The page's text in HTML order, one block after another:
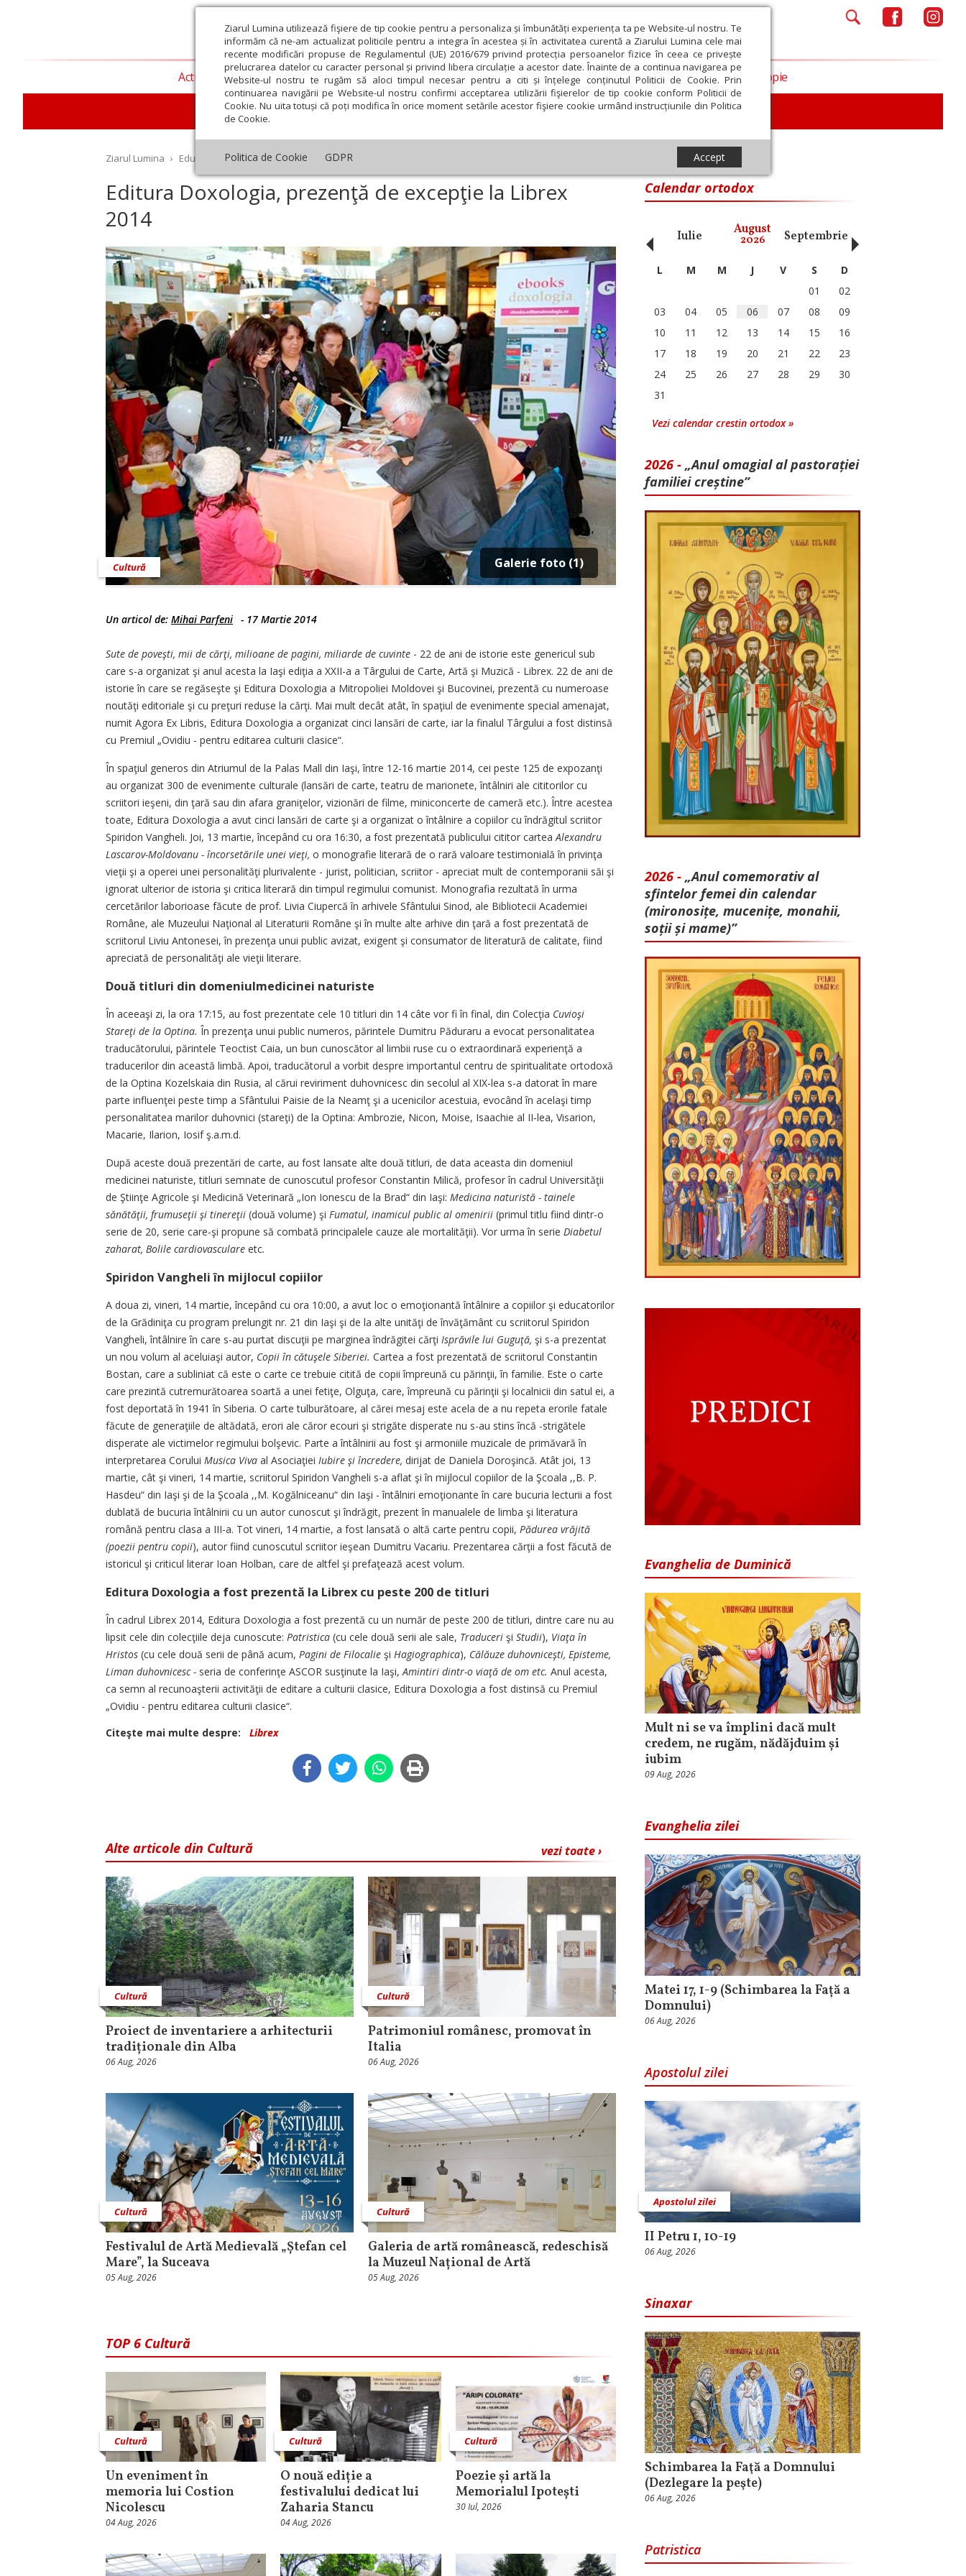
Ziarul Lumina utilizează fişiere de tip cookie pentru a personaliza și îmbunătăți experiența ta pe Website-ul nostru. Te
informăm că ne-am actualizat politicile pentru a integra în acestea și în activitatea curentă a Ziarului Lumina cele mai
recente modificări propuse de Regulamentul (UE) 2016/679 privind protecția persoanelor fizice în ceea ce privește
prelucrarea datelor cu caracter personal și privind libera circulație a acestor date. Înainte de a continua navigarea pe
Website-ul nostru te rugăm să aloci timpul necesar pentru a citi și înțelege conținutul Politicii de Cookie. Prin
continuarea navigării pe Website-ul nostru confirmi acceptarea utilizării fişierelor de tip cookie conform Politicii de
Cookie. Nu uita totuși că poți modifica în orice moment setările acestor fişiere cookie urmând instrucțiunile din Politica
de Cookie.
Politica de Cookie GDPR Accept
Actualitate religioasă Teologie și spiritualitate Educaţie și Cultură
Educaţie Lumina literară şi artistică Cultură Interviu
Societate Opinii Filantropie
Ziarul Lumina › Educaţie și Cultură › Cultură Editura Doxologia, prezenţă de excepţie la Librex 2014
Editura Doxologia, prezenţă de excepţie la Librex
2014
Galerie foto (1)
Cultură
Un articol de: Mihai Parfeni - 17 Martie 2014
Sute de poveşti, mii de cărţi, milioane de pagini, miliarde de cuvinte - 22 de ani de istorie este genericul sub
care s-a organizat şi anul acesta la Iaşi ediţia a XXII-a a Târgului de Carte, Artă şi Muzică - Librex. 22 de ani de
istorie în care se regăseşte şi Editura Doxologia a Mitropoliei Moldovei şi Bucovinei, prezentă cu numeroase
noutăţi editoriale şi cu preţuri reduse la cărţi. Mai mult decât atât, în spaţiul de evenimente special amenajat,
numit Agora Ex Libris, Editura Doxologia a organizat cinci lansări de carte, iar la finalul Târgului a fost distinsă
cu Premiul „Ovidiu - pentru editarea culturii clasice“.
În spaţiul generos din Atriumul de la Palas Mall din Iaşi, între 12-16 martie 2014, cei peste 125 de expozanţi
au organizat 300 de evenimente culturale (lansări de carte, teatru de marionete, întâlniri ale cititorilor cu
scriitori ieşeni, din ţară sau din afara graniţelor, vizionări de filme, miniconcerte de cameră etc.). Între acestea
toate, Editu­ra Doxologia a avut cinci lansări de carte şi a organizat o întâlnire a copiilor cu îndrăgitul scriitor
Spiridon Vangheli. Joi, 13 martie, începând cu ora 16:30, a fost pre­zentată publicului cititor car­teaAlexandru
Lascarov-Mol­do­vanu - încorsetările unei vieţi, o monografie literară de o rară valoare testimonială în privinţa
vieţii şi a operei unei personali­tăţi plurivalente - jurist, politician, scriitor - apreciat mult de contemporanii săi şi
ignorat ulterior de istoria şi critica literară din timpul regimului comunist. Monografia rezultată în urma
cercetărilor laborioase făcute de prof. Livia Ciupercă în arhivele Sfântului Sinod, ale Bi­bliotecii Academiei
Române, ale Mu­zeului Naţional al Literaturii Române şi în multe alte arhive din ţară a fost prezentată de
scriitorul Liviu Antonesei, în prezenţa unui public avizat, exigent şi consumator de literatură de calitate, fiind
apreciată de per­sonalităţi ale vieţii literare.
Două titluri din domeniulmedicinei naturiste
În aceeaşi zi, la ora 17:15, au fost prezentate cele 10 titluri din 14 câte vor fi în final, din Co­lecţia Cuvioşi
Stareţi de la Op­tina. În prezenţa unui public numeros, părintele Dumitru Păduraru a evocat personalitatea
traducătorului, părintele Teoctist Caia, un bun cunoscător al limbii ruse cu o extraordinară ex­pe­rienţă a
traducerilor din a­ceastă limbă. Apoi, traducătorul a vorbit despre importantul centru de spiritualitate ortodoxă
de la Optina Kozelskaia din Rusia, al cărui reviriment duhovnicesc din secolul al XIX-lea s-a datorat în mare
parte influenţei peste timp a Sfântului Paisie de la Neamţ şi a ucenicilor acestuia, evocând în acelaşi timp
persona­litatea marilor duhovnici (sta­reţi) de la Optina: Ambrozie, Ni­con, Moise, Isaachie al II-lea, Vi­sarion,
Ma­carie, Ilarion, Iosif ş.a.m.d.
După aceste două prezentări de carte, au fost lansate alte do­uă titluri, de data aceasta din do­me­niul
medicinei naturiste, ti­tluri sem­nate de cunoscutul profesor Constantin Milică, profesor în cadrul Universităţii
de Ştiinţe A­gricole şi Medicină Veterinară „Ion Ionescu de la Brad“ din Iaşi: Medicina natu­ris­tă - tainele
sănătăţii, frumu­se­ţii şi tinereţii (două volume) şi Fumatul, inami­cul public al o­me­nirii (primul titlu fiind dintr-o
serie de 20, serie care-şi propu­ne să combată principalele cau­ze ale mortalităţii). Vor urma în serie Diabetul
zaha­rat, Bolile cardiovasculare etc.
Spiridon Vangheli în mijlocul copiilor
A doua zi, vineri, 14 martie, începând cu ora 10:00, a avut loc o emoţionantă întâlnire a copiilor şi educatorilor
de la Grădiniţa cu program prelungit nr. 21 din Iaşi şi de la alte unităţi de învăţământ cu scriitorul Spiridon
Vangheli, întâlnire în care s-au purtat discuţii pe marginea îndrăgitei cărţi Isprăvile lui Guguţă, şi s-a prezentat
un nou volum al aceluiaşi autor, Copii în cătuşele Siberiei. Cartea a fost prezentată de scriitorul Constantin
Bostan, care a subliniat că este o carte ce trebuie citită de copii împreună cu părinţii, în familie. Este o carte
care prezintă cutremurătoarea soartă a unei fetiţe, Olguţa, care, împreună cu părinţii şi localnicii din satul ei, a
fost deportată în 1941 în Siberia. O carte tulburătoare, al cărei mesaj este acela de a nu repeta erorile fatale
făcute de generaţiile de altădată, erori ale căror ecouri şi strigăte dispe­rate nu s-au stins încă -stri­gătele
disperate ale victimelor regimului bolşevic. Parte a în­tâlnirii au fost şi armoniile mu­zicale de primăvară în
interpretarea Corului Mu­si­ca Viva al Asociaţiei Iubire şi încredere, dirijat de Daniela Doroşincă. Atât joi, 13
martie, cât şi vineri, 14 martie, scriitorul Spiridon Vangheli s-a aflat şi în mijlocul copiilor de la Şcoala ,,B. P.
Hasdeu“ din Iaşi şi de la Şcoala ,,M. Kogălni­cea­nu“ din Iaşi - întâlniri emoţionante în care bucuria lecturii a fost
dublată de bucuria întâlnirii cu un autor cunoscut şi îndrăgit, pre­zent în manualele de limba şi literatura
română pentru clasa a III-a. Tot vineri, 14 martie, a fost lansată o altă carte pentru copii, Pădurea vrăjită
(poezii pentru copii), autor fiind cunoscutul scriitor ieşean Dumitru Va­cariu. Pre­zen­tarea cărţii a fost făcută de
istoricul şi cri­ti­cul literar Ioan Holban, care de altfel şi prefa­ţează acest volum.
Editura Doxologia a fost prezentă la Librex cu peste 200 de titluri
În cadrul Librex 2014, Edi­tura Doxologia a fost prezentă cu un număr de peste 200 de titluri, dintre care nu au
lipsit cele din colecţiile deja cunoscute: Patristica (cu cele două serii ale sale, Traduceri şi Studii), Viaţa în
Hristos (cu ce­le două serii de până acum, Pa­gini de Filocalie şi Hagiogra­phi­c­a), Călăuze duhovniceşti, Episteme,
Liman duhovnicesc - seria de conferinţe ASCOR sus­ţinute la Iaşi,Amintiri dintr-o viaţă de om etc. Anul acesta,
ca semn al recunoaşterii activită­ţii de editare a culturii clasice, Editura Doxologia a fost distinsă cu Premiul
„Ovidiu - pentru editarea culturii clasice“.
Citeşte mai multe despre:
Librex
vezi toate ›
Alte articole din Cultură
Cultură
Proiect de inventariere a arhitecturii
tradiționale din Alba
06 Aug, 2026
Cultură
Patrimoniul românesc, promovat în
Italia
06 Aug, 2026
Cultură
Festivalul de Artă Medievală „Ștefan cel
Mare”, la Suceava
05 Aug, 2026
Cultură
Galeria de artă românească, redeschisă
la Muzeul Național de Artă
05 Aug, 2026
TOP 6 Cultură
Cultură
Un eveniment în
memoria lui Costion
Nicolescu
04 Aug, 2026
Cultură
O nouă ediție a
festivalului dedicat lui
Zaharia Stancu
04 Aug, 2026
Cultură
Poezie și artă la
Memorialul Ipotești
30 Iul, 2026
Calendar ortodox
Iulie August
2026 Septembrie Octombrie
‹ L M M J V S
D
01
02
03
04 05 06 07 08
09
10
11 12 13 14 15
16
17
18 19 20 21 22
23
24
25 26 27 28 29
30
31
Vezi calendar crestin ortodox »
2026 - „Anul omagial al pastorației
familiei creștine”
2026 - „Anul comemorativ al
sfintelor femei din calendar
(mironosițe, mu­cenițe, monahii,
soții și mame)”
Evanghelia de Duminică
Mult ni se va împlini dacă mult
credem, ne rugăm, nădăjduim și
iubim
09 Aug, 2026
Evanghelia zilei
Matei 17, 1-9 (Schimbarea la Față a
Domnului)
06 Aug, 2026
Apostolul zilei
Apostolul zilei
II Petru 1, 10-19
06 Aug, 2026
Sinaxar
Schimbarea la Faţă a Domnului
(Dezlegare la peşte)
06 Aug, 2026
Patristica